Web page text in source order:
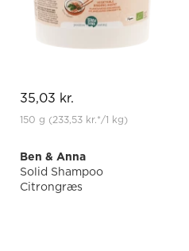
35,03 kr.
150 g (233,53 kr.*/1 kg)
Ben & Anna
Solid Shampoo
Citrongræs